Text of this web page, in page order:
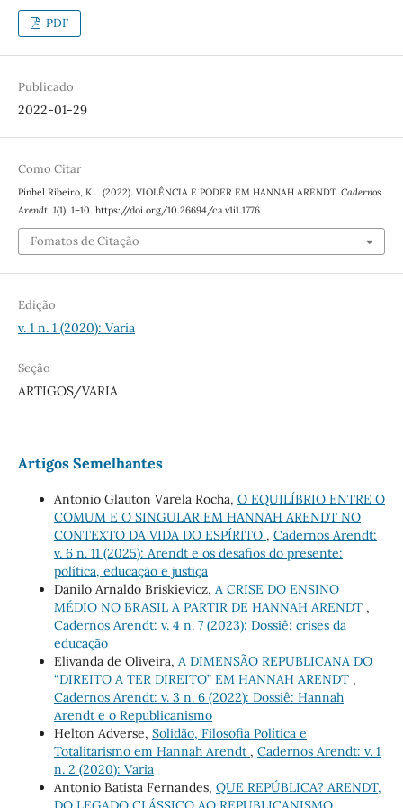
PDF
Publicado
2022-01-29
Como Citar
Pinhel Ribeiro, K. . (2022). VIOLÊNCIA E PODER EM HANNAH ARENDT. Cadernos
Arendt, 1(1), 1–10. https://doi.org/10.26694/ca.v1i1.1776
Fomatos de Citação
Edição
v. 1 n. 1 (2020): Varia
Seção
ARTIGOS/VARIA
Artigos Semelhantes
Antonio Glauton Varela Rocha, O EQUILÍBRIO ENTRE O
COMUM E O SINGULAR EM HANNAH ARENDT NO
CONTEXTO DA VIDA DO ESPÍRITO , Cadernos Arendt:
v. 6 n. 11 (2025): Arendt e os desafios do presente:
política, educação e justiça
Danilo Arnaldo Briskievicz, A CRISE DO ENSINO
MÉDIO NO BRASIL A PARTIR DE HANNAH ARENDT ,
Cadernos Arendt: v. 4 n. 7 (2023): Dossiê: crises da
educação
Elivanda de Oliveira, A DIMENSÃO REPUBLICANA DO
“DIREITO A TER DIREITO” EM HANNAH ARENDT ,
Cadernos Arendt: v. 3 n. 6 (2022): Dossiê: Hannah
Arendt e o Republicanismo
Helton Adverse, Solidão, Filosofia Política e
Totalitarismo em Hannah Arendt , Cadernos Arendt: v. 1
n. 2 (2020): Varia
Antonio Batista Fernandes, QUE REPÚBLICA? ARENDT,